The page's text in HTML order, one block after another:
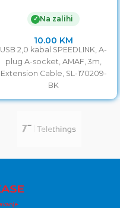
Extension Cable, SL-
170209-BK
✓ Na zalihi
10.00 KM
USB 2,0 kabal SPEEDLINK, A-
plug A-socket, AMAF, 3m,
Extension Cable, SL-170209-
BK